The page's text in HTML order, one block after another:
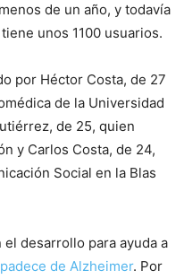
de un año, y todavía
unos 1100 usuarios.
por Héctor Costa, de 27
de la Universidad
de 25, quien
y Carlos Costa, de 24,
Social en la Blas
desarrollo para ayuda a
padece de Alzheimer. Por